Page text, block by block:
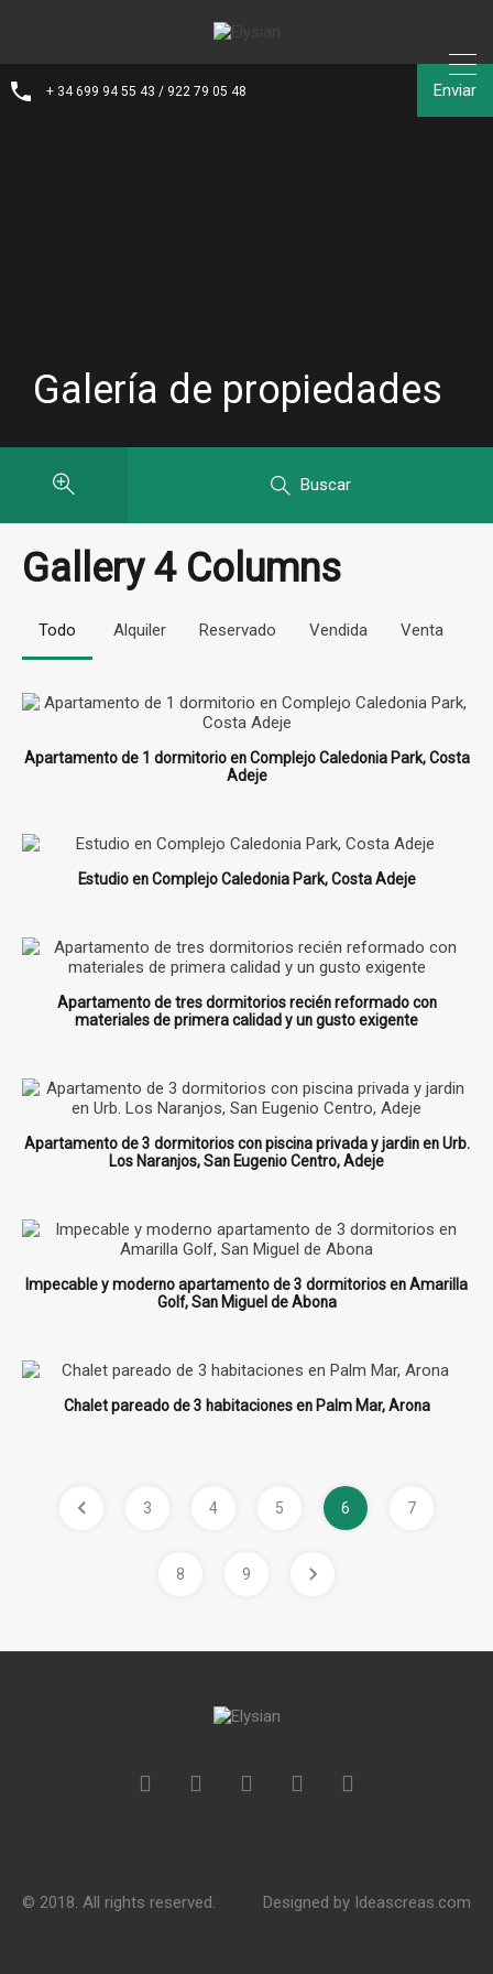
+ 34 699 94 55 43 / 922 79 05 48 Enviar
Galería de propiedades
Buscar
Gallery 4 Columns
Todo Alquiler Reservado Vendida Venta
Apartamento de 1 dormitorio en Complejo Caledonia Park, Costa
Adeje
Estudio en Complejo Caledonia Park, Costa Adeje
Apartamento de tres dormitorios recién reformado con
materiales de primera calidad y un gusto exigente
Apartamento de 3 dormitorios con piscina privada y jardin en Urb.
Los Naranjos, San Eugenio Centro, Adeje
Impecable y moderno apartamento de 3 dormitorios en Amarilla
Golf, San Miguel de Abona
Chalet pareado de 3 habitaciones en Palm Mar, Arona
3 4 5 6 7
8 9
© 2018. All rights reserved. Designed by Ideascreas.com